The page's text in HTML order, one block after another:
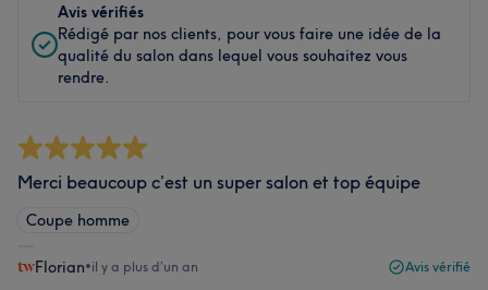
Avis vérifiés
Rédigé par nos clients, pour vous faire une idée de la
qualité du salon dans lequel vous souhaitez vous
rendre.
Merci beaucoup c’est un super salon et top équipe
Coupe homme
Florian•il y a plus d’un an Avis vérifié